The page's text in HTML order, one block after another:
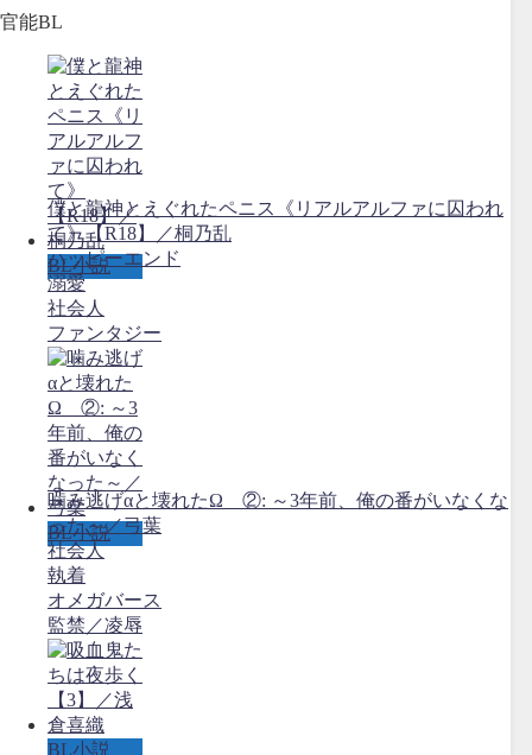
官能BL
BL小説
僕と龍神とえぐれたペニス《リアルアルファに囚われ
て》【R18】／桐乃乱
ハッピーエンド
溺愛
社会人
ファンタジー
BL小説
噛み逃げαと壊れたΩ ②: ～3年前、俺の番がいなくな
った～／弓葉
社会人
執着
オメガバース
監禁／凌辱
BL小説